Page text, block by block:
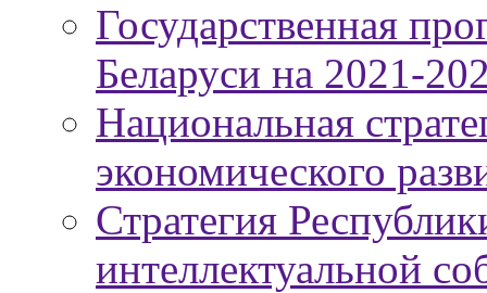
Государственная
Беларуси на 2021-
Национальная
экономического
Стратегия
интеллектуальной